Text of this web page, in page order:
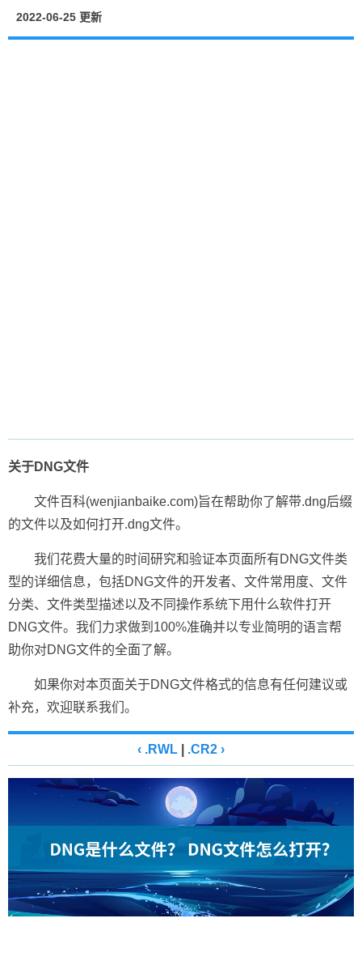
2022-06-25 更新
关于DNG文件
文件百科(wenjianbaike.com)旨在帮助你了解带.dng后缀
的文件以及如何打开.dng文件。
我们花费大量的时间研究和验证本页面所有DNG文件类
型的详细信息，包括DNG文件的开发者、文件常用度、文件
分类、文件类型描述以及不同操作系统下用什么软件打开
DNG文件。我们力求做到100%准确并以专业简明的语言帮
助你对DNG文件的全面了解。
如果你对本页面关于DNG文件格式的信息有任何建议或
补充，欢迎联系我们。
‹ .RWL .CR2 ›